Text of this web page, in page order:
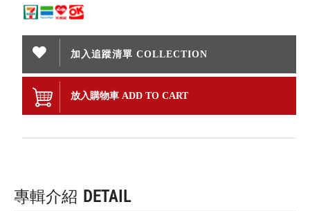
加入追蹤清單 COLLECTION
放入購物車 ADD TO CART
專輯介紹 DETAIL